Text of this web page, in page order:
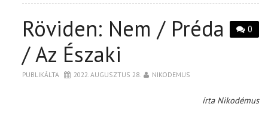
0
Röviden: Nem / Préda
/ Az Északi
PUBLIKÁLTA 2022. AUGUSZTUS 28. NIKODEMUS
írta Nikodémus